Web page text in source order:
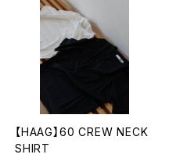
【HAAG】60 CREW NECK
SHIRT